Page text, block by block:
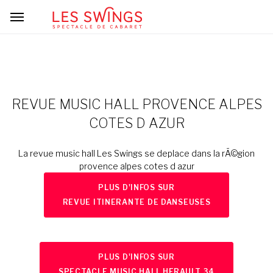
REVUE MUSIC HALL PROVENCE ALPES
COTES D AZUR
La revue music hall Les Swings se deplace dans la rÃ©gion
provence alpes cotes d azur
PLUS D'INFOS SUR
REVUE ITINERANTE DE DANSEUSES
PLUS D'INFOS SUR